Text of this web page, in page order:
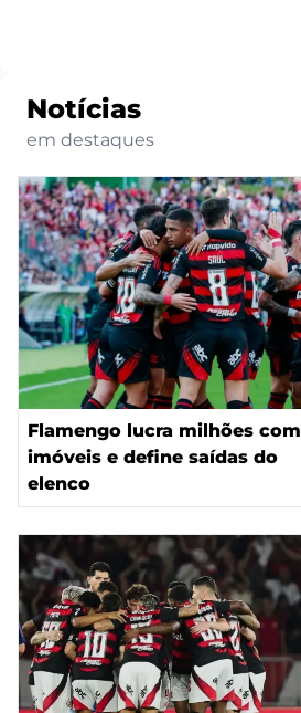
Notícias
em destaques
Flamengo lucra milhões com
imóveis e define saídas do
elenco